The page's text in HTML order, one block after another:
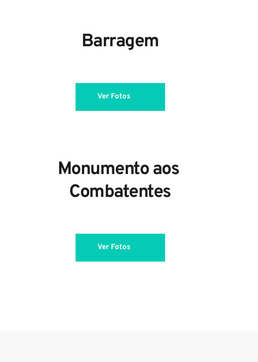
Barragem
Ver Fotos
Monumento aos
Combatentes
Ver Fotos